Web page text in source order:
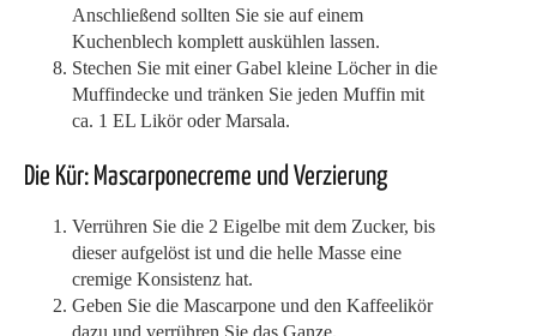
Anschließend sollten Sie sie auf einem
Kuchenblech komplett auskühlen lassen.
Stechen Sie mit einer Gabel kleine Löcher in die
Muffindecke und tränken Sie jeden Muffin mit
ca. 1 EL Likör oder Marsala.
Die Kür: Mascarponecreme und Verzierung
Verrühren Sie die 2 Eigelbe mit dem Zucker, bis
dieser aufgelöst ist und die helle Masse eine
cremige Konsistenz hat.
Geben Sie die Mascarpone und den Kaffeelikör
dazu und verrühren Sie das Ganze.